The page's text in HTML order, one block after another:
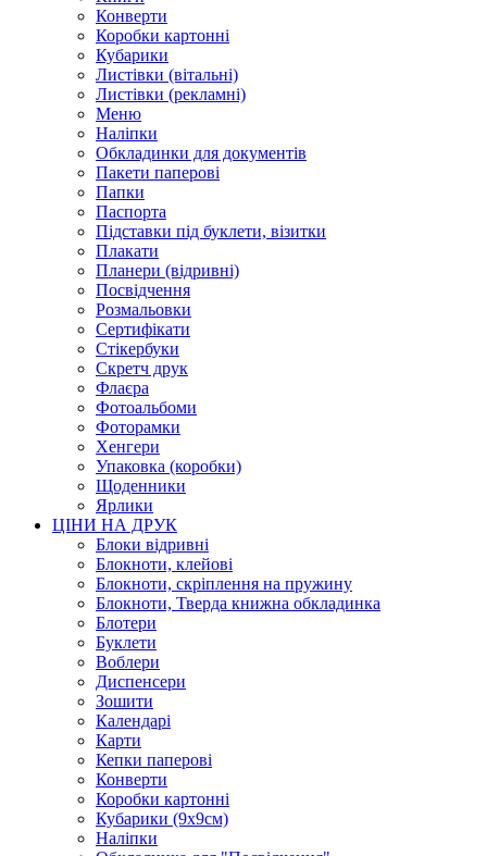
Конверти
Коробки картонні
Кубарики
Листівки (вітальні)
Листівки (рекламні)
Меню
Наліпки
Обкладинки для документів
Пакети паперові
Папки
Паспорта
Підставки під буклети, візитки
Плакати
Планери (відривні)
Посвідчення
Розмальовки
Сертифікати
Стікербуки
Скретч друк
Флаєра
Фотоальбоми
Фоторамки
Хенгери
Упаковка (коробки)
Щоденники
Ярлики
ЦІНИ НА ДРУК
Блоки відривні
Блокноти, клейові
Блокноти, скріплення на пружину
Блокноти, Тверда книжна обкладинка
Блотери
Буклети
Воблери
Диспенсери
Зошити
Календарі
Карти
Кепки паперові
Конверти
Коробки картонні
Кубарики (9х9см)
Наліпки